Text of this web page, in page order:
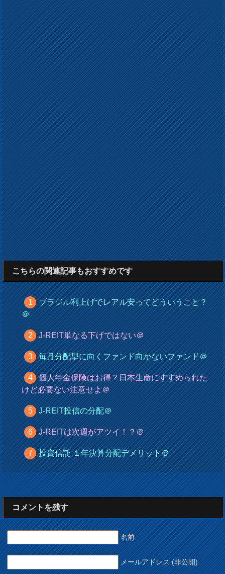
こちらの関連記事もおすすめです
ブラジル利上げでレアル安ってどういうこと？
＠
J-REIT単なる下げではない＠
毎月分配型に向くファンド向かないファンド＠
個人年金保険はお得？日本生命にすすめられた
けど必要ない注意せよ＠
J-REIT投信の分配＠
J-REITは次週がアツイ！？＠
投資信託 １年決算分配デメリット＠
コメントを残す
名前
メールアドレス (非公開)